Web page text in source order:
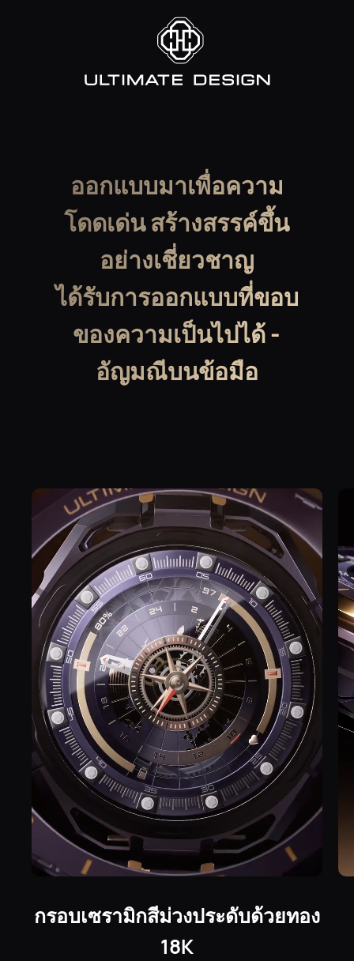
ออกแบบมาเพื่อความ
โดดเด่น สร้างสรรค์ขึ้น
อย่างเชี่ยวชาญ
ได้รับการออกแบบที่ขอบ
ของความเป็นไปได้ -
อัญมณีบนข้อมือ
กรอบเซรามิกสีม่วงประดับด้วยทอง
18K